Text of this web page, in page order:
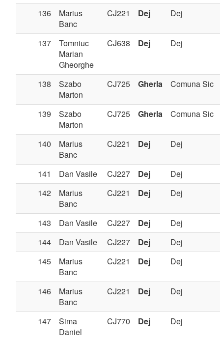
136
Marius
Banc
CJ221 Dej Dej
137
Tomniuc
Marian
Gheorghe
CJ638 Dej Dej
138
Szabo
Marton
CJ725 Gherla Comuna Sic
139
Szabo
Marton
CJ725 Gherla Comuna Sic
140
Marius
Banc
CJ221 Dej Dej
141 Dan Vasile CJ227 Dej
Dej
142
Marius
Banc
CJ221 Dej Dej
143 Dan Vasile CJ227 Dej
Dej
144
Dan Vasile CJ227 Dej
Dej
145
Marius
Banc
CJ221 Dej Dej
146
Marius
Banc
CJ221 Dej Dej
147
Sima
Daniel
CJ770 Dej Dej